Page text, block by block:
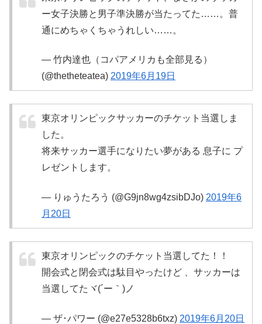
ー女子決勝と男子準決勝が当たってた……。普
通にめちゃくちゃうれしい……。
— 竹内達也（コパアメリカも全部見る）
(@thetheteatea) 2019年6月19日
東京オリンピックサッカーのチケット当選しま
した。
将来サッカー選手になりたい夢がある 息子に プ
レゼントします。
— りゅうたろう (@G9jn8wg4zsibDJo) 2019年6
月20日
東京オリンピックのチケット当選してた！！
開会式と閉会式は駄目やったけど 、サッカーは
当選してたヾ(´ー｀)ノ
— ザ･パワー (@e27e5328b6txz) 2019年6月20日